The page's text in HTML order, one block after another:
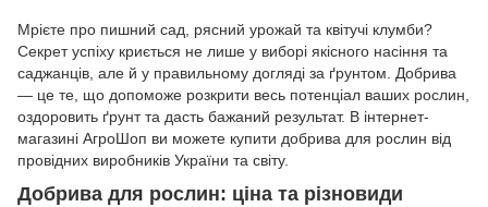
Мрієте про пишний сад, рясний урожай та квітучі клумби?
Секрет успіху криється не лише у виборі якісного насіння та
саджанців, але й у правильному догляді за ґрунтом. Добрива
— це те, що допоможе розкрити весь потенціал ваших рослин,
оздоровить ґрунт та дасть бажаний результат. В інтернет-
магазині АгроШоп ви можете купити добрива для рослин від
провідних виробників України та світу.
Добрива для рослин: ціна та різновиди